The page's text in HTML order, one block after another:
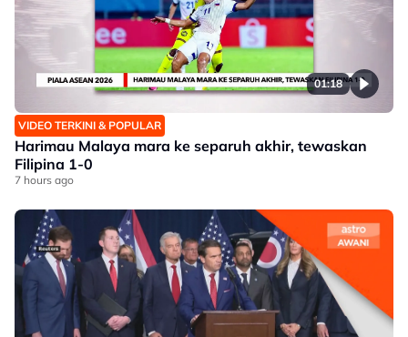
01:18
VIDEO TERKINI & POPULAR
Harimau Malaya mara ke separuh akhir, tewaskan
Filipina 1-0
7 hours ago